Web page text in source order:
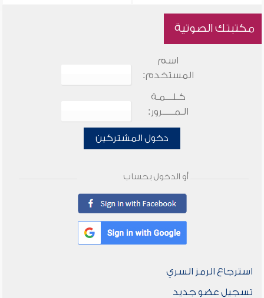
مكتبتك الصوتية
اسم
المستخدم:
كـلـــمـة
الـمـــــرور:
دخول المشتركين
أو الدخول بحساب
استرجاع الرمز السري
تسجيل عضو جديد